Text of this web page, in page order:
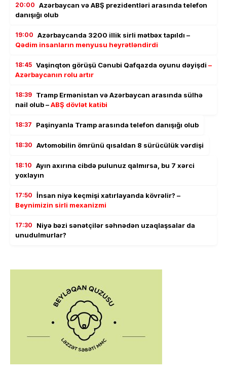
20:00 Azərbaycan və ABŞ prezidentləri arasında telefon
danışığı olub
19:00 Azərbaycanda 3200 illik sirli mətbəx tapıldı –
Qədim insanların menyusu heyrətləndirdi
18:45 Vaşinqton görüşü Cənubi Qafqazda oyunu dəyişdi –
Azərbaycanın rolu artır
18:39 Tramp Ermənistan və Azərbaycan arasında sülhə
nail olub –ABŞ dövlət katibi
18:37 Paşinyanla Tramp arasında telefon danışığı olub
18:30 Avtomobilin ömrünü qısaldan 8 sürücülük vərdişi
18:10 Ayın axırına cibdə pulunuz qalmırsa, bu 7 xərci
yoxlayın
17:50 İnsan niyə keçmişi xatırlayanda kövrəlir? –
Beynimizin sirli mexanizmi
17:30
Niyə bəzi sənətçilər səhnədən uzaqlaşsalar da
unudulmurlar?